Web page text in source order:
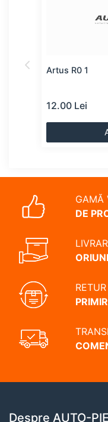
Artus R0 1
12.00 Lei
GAMĂ
DE
Despre AUTO-